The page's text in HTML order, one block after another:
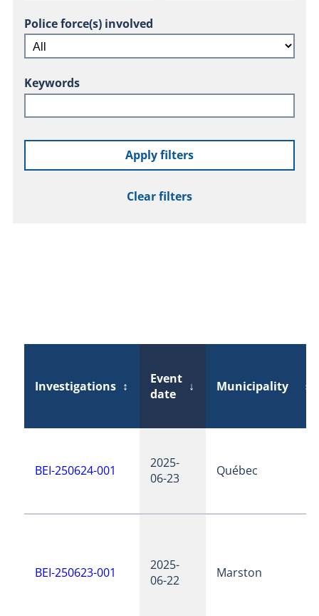
Police force(s) involved
Keywords
Apply filters
Clear filters
Investigations ↕
Event
date
↓ Municipality ↕
BEI-250624-001
2025-
06-23
Québec
BEI-250623-001
2025-
06-22
Marston